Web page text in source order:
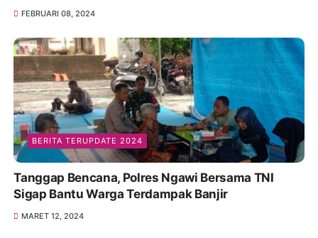
FEBRUARI 08, 2024
BERITA TERUPDATE 2024
Tanggap Bencana, Polres Ngawi Bersama TNI
Sigap Bantu Warga Terdampak Banjir
MARET 12, 2024